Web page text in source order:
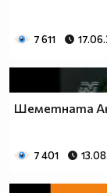
7 611
Шеметната
7 401